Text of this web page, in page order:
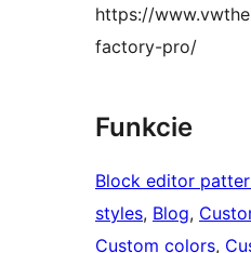
https://
factory-pro/
Funkcie
Block editor
styles, Blog,
Custom colors,